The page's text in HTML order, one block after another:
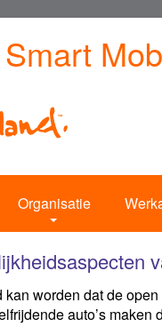
Smart
Organisatie
kan worden dat de
auto’s